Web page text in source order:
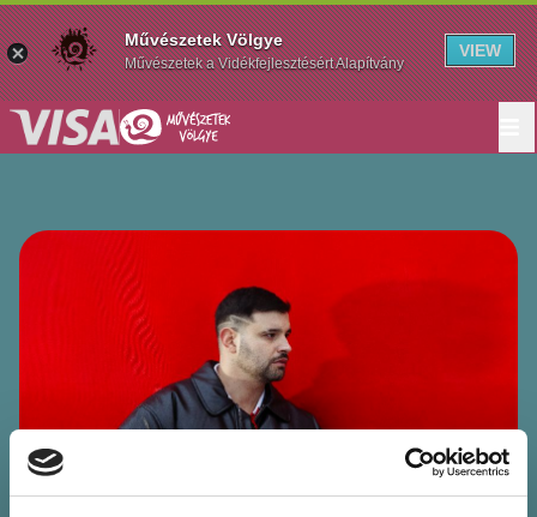
Művészetek Völgye
Művészetek a Vidékfejlesztésért Alapítvány
VIEW